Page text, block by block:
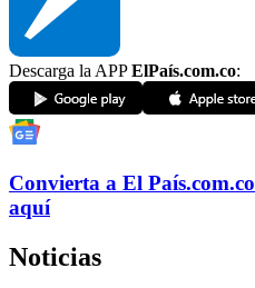
Descarga la APPElPaís.com.co:
Convierta a El País.com.co
aquí
Noticias